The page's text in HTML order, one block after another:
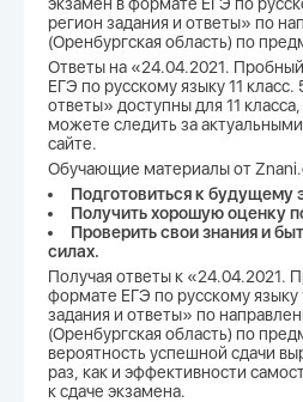
регион задания и ответы» по
(Оренбургская область) по
Ответы на «24.04.2021.
ЕГЭ по русскому языку 11 класс.
ответы» доступны для 11
можете следить за
сайте.
Обучающие материалы от
Подготовиться к будущему
Получить хорошую оценку
Проверить свои знания и
силах.
Получая ответы к «24.04.2021.
формате ЕГЭ по русскому языку
задания и ответы» по
(Оренбургская область) по
вероятность успешной сдачи
раз, как и эффективности
к сдаче экзамена.